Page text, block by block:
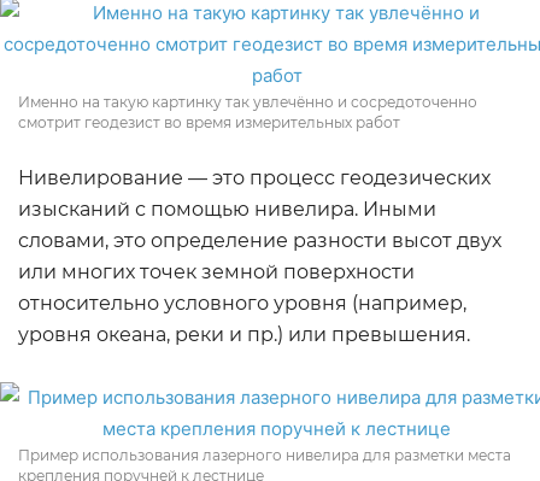
Именно на такую картинку так увлечённо и сосредоточенно
смотрит геодезист во время измерительных работ
Нивелирование — это процесс геодезических
изысканий с помощью нивелира. Иными
словами, это определение разности высот двух
или многих точек земной поверхности
относительно условного уровня (например,
уровня океана, реки и пр.) или превышения.
Пример использования лазерного нивелира для разметки места
крепления поручней к лестнице